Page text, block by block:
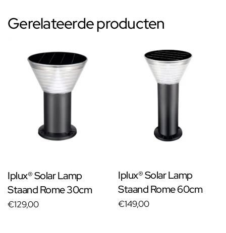
Gerelateerde producten
Iplux® Solar Lamp
Staand Rome 30cm
€129,00
Iplux® Solar Lamp
Staand Rome 60cm
€149,00